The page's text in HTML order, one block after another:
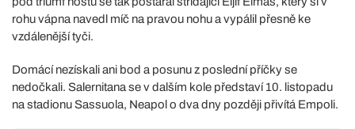
rohu vápna navedl míč na pravou nohu a vypálil přesně ke
vzdálenější tyči.
Domácí nezískali ani bod a posunu z poslední příčky se
nedočkali. Salernitana se v dalším kole představí 10. listopadu
na stadionu Sassuola, Neapol o dva dny později přivítá Empoli.